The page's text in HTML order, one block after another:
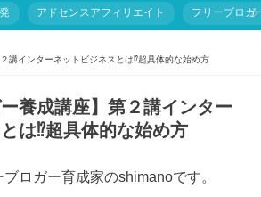
アドセンスアフィリエイト フリーブロガ
講インターネットビジネスとは⁉超具体的な始め方
ー養成講座】第２講インター
は⁉超具体的な始め方
ロガー育成家のshimanoです。